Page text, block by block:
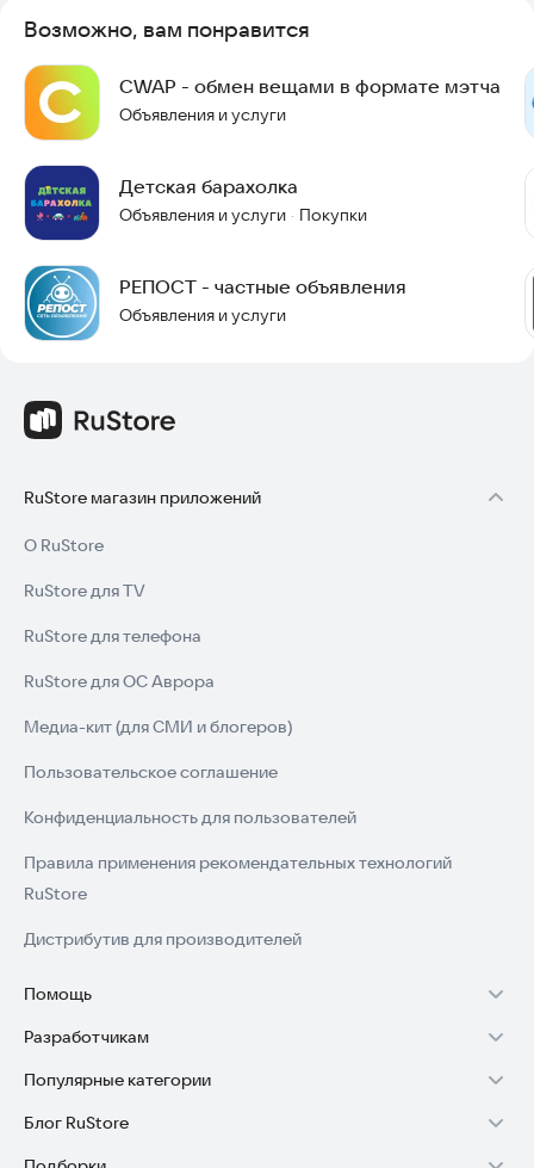
Возможно, вам понравится
CWAP - обмен вещами в формате мэтча
Объявления и услуги
Детская барахолка
Объявления и услуги · Покупки
РЕПОСТ - частные объявления
Объявления и услуги
RuStore магазин приложений
О RuStore
RuStore для TV
RuStore для телефона
RuStore для ОС Аврора
Медиа-кит (для СМИ и блогеров)
Пользовательское соглашение
Конфиденциальность для пользователей
Правила применения рекомендательных технологий
RuStore
Дистрибутив для производителей
Помощь
Установка RuStore на TV
Установка RuStore на телефон
Установка RuStore в машину
Разработчикам
Зарабатывать с RuStore
Стать разработчиком
Популярные категории
Игры для Android
Блог RuStore